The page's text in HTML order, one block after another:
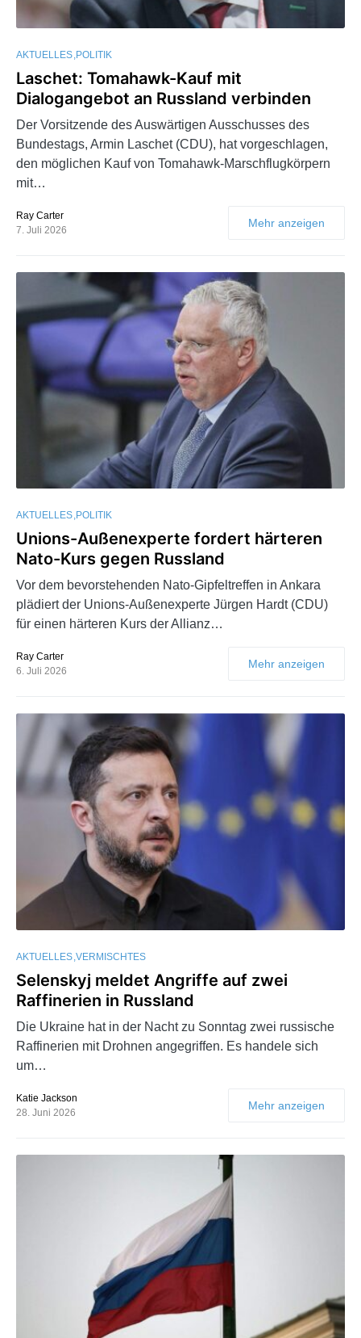
AKTUELLES POLITIK
Laschet: Tomahawk-Kauf mit
Dialogangebot an Russland verbinden
Der Vorsitzende des Auswärtigen Ausschusses des
Bundestags, Armin Laschet (CDU), hat vorgeschlagen,
den möglichen Kauf von Tomahawk-Marschflugkörpern
mit…
Ray Carter
7. Juli 2026
Mehr anzeigen
AKTUELLES POLITIK
Unions-Außenexperte fordert härteren
Nato-Kurs gegen Russland
Vor dem bevorstehenden Nato-Gipfeltreffen in Ankara
plädiert der Unions-Außenexperte Jürgen Hardt (CDU)
für einen härteren Kurs der Allianz…
Ray Carter
6. Juli 2026
Mehr anzeigen
AKTUELLES VERMISCHTES
Selenskyj meldet Angriffe auf zwei
Raffinerien in Russland
Die Ukraine hat in der Nacht zu Sonntag zwei russische
Raffinerien mit Drohnen angegriffen. Es handele sich
um…
Katie Jackson
28. Juni 2026
Mehr anzeigen